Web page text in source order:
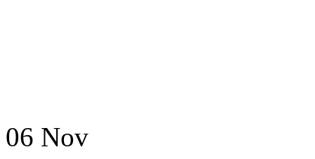
06 Nov